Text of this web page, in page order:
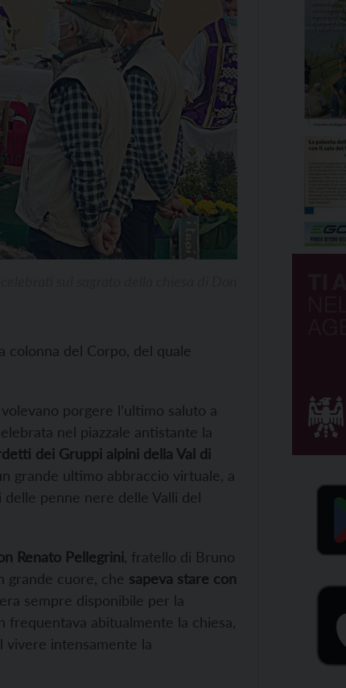
colonna del Corpo, del quale
porgere l’ultimo saluto a
nel piazzale antistante la
dei Gruppi alpini della Val di
grande ultimo abbraccio virtuale, a
penne nere delle Valli del
Renato Pellegrini, fratello di Bruno
grande cuore, che sapeva stare con
sempre disponibile per la
frequentava abitualmente la chiesa,
vivere intensamente la